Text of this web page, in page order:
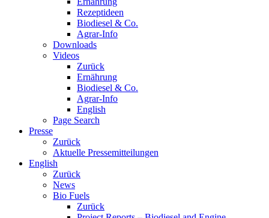
Rezeptideen
Biodiesel & Co.
Agrar-Info
Downloads
Videos
Zurück
Ernährung
Biodiesel & Co.
Agrar-Info
English
Page Search
Presse
Zurück
Aktuelle Pressemitteilungen
English
Zurück
News
Bio Fuels
Zurück